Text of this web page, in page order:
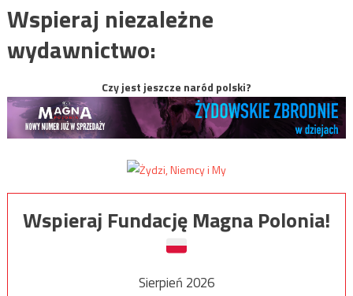
Wspieraj niezależne
wydawnictwo:
Czy jest jeszcze naród polski?
Wspieraj Fundację Magna Polonia!
Sierpień 2026